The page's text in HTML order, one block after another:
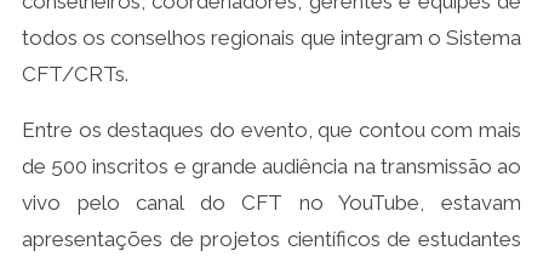
todos os conselhos regionais que integram o Sistema
CFT/CRTs.
Entre os destaques do evento, que contou com mais
de 500 inscritos e grande audiência na transmissão ao
vivo pelo canal do CFT no YouTube, estavam
apresentações de projetos científicos de estudantes